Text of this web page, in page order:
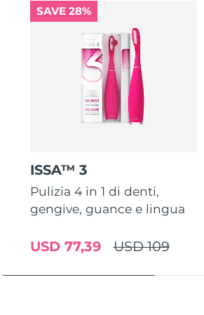
SAVE 28%
ISSA™ 3
Pulizia 4 in 1 di denti,
gengive, guance e lingua
USD 109
USD 77,39